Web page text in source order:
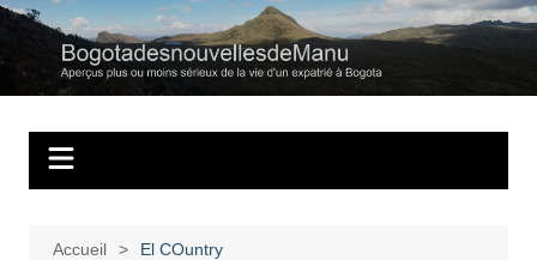
Aller
contenu
Regards personnels sur la vie d’expatrié à Bogota
Accueil El COuntry